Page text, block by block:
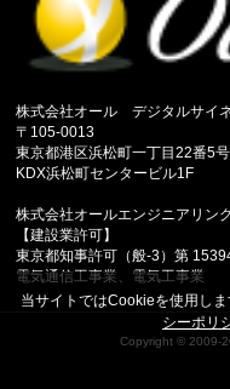
当サイトではCookieを使用し
シーポリ
株式会社オール デジタルサイ
〒105-0013
東京都港区浜松町一丁目22番5号
KDX浜松町センタービル1F
株式会社オールエンジニアリン
【建設業許可】
東京都知事許可（般-3）第
電気通信工事業、電気工事業
Copyright © 2009-